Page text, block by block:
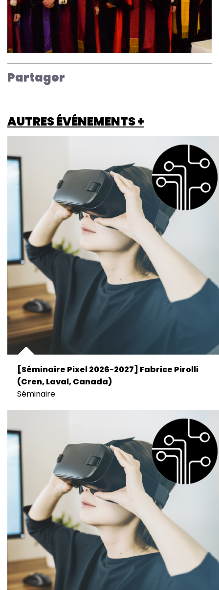
Partager
AUTRES ÉVÉNEMENTS +
[Séminaire Pixel 2026-2027] Fabrice Pirolli
(Cren, Laval, Canada)
Séminaire